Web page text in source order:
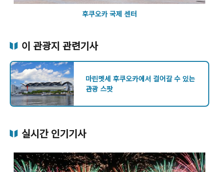
후쿠오카 국제 센터
이 관광지 관련기사
마린멧세 후쿠오카에서 걸어갈 수 있는
관광 스팟
실시간 인기기사